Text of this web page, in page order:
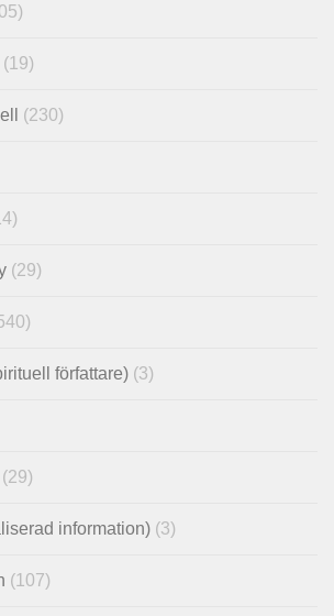
(19)
(230)
(29)
författare) (3)
(29)
information) (3)
(107)